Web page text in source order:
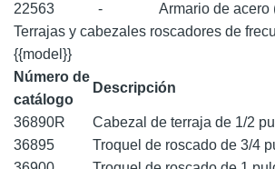
22563 - Armario de acero
Terrajas y cabezales roscadores de
{{model}}
Número de
catálogo
Descripción
36890R
Cabezal de terraja de 1/2
36895
Troquel de roscado de 3/4